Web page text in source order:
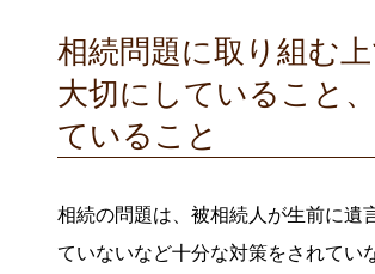
相続問題に取り組む上
大切にしていること、
ていること
相続の問題は、被相続人が生前に遺
ていないなど十分な対策をされてい